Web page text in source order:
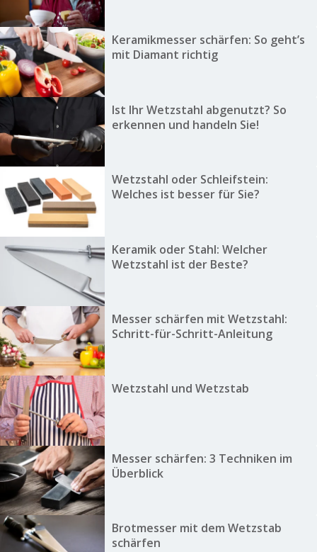
Keramikmesser schärfen: So geht’s
mit Diamant richtig
Ist Ihr Wetzstahl abgenutzt? So
erkennen und handeln Sie!
Wetzstahl oder Schleifstein:
Welches ist besser für Sie?
Keramik oder Stahl: Welcher
Wetzstahl ist der Beste?
Messer schärfen mit Wetzstahl:
Schritt-für-Schritt-Anleitung
Wetzstahl und Wetzstab
Messer schärfen: 3 Techniken im
Überblick
Brotmesser mit dem Wetzstab
schärfen